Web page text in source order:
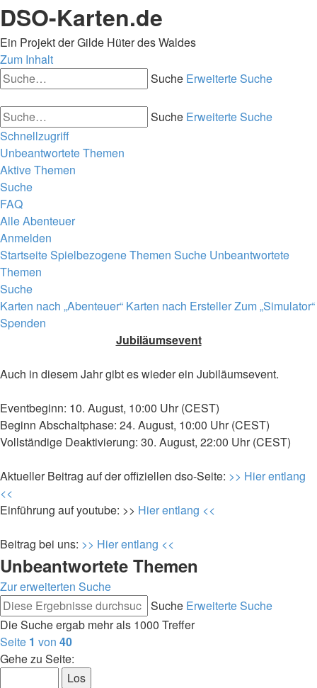
DSO-Karten.de
Ein Projekt der Gilde Hüter des Waldes
Zum Inhalt
Suche Erweiterte Suche
Suche Erweiterte Suche
Schnellzugriff
Unbeantwortete Themen
Aktive Themen
Suche
FAQ
Alle Abenteuer
Anmelden
StartseiteSpielbezogene Themen Suche Unbeantwortete
Themen
Suche
Karten nach „Abenteuer“ Karten nach ErstellerZum „Simulator“
Spenden
Jubiläumsevent
Auch in diesem Jahr gibt es wieder ein Jubiläumsevent.
Eventbeginn: 10. August, 10:00 Uhr (CEST)
Beginn Abschaltphase: 24. August, 10:00 Uhr (CEST)
Vollständige Deaktivierung: 30. August, 22:00 Uhr (CEST)
Aktueller Beitrag auf der offiziellen dso-Seite: >> Hier entlang
<<
Einführung auf youtube: >> Hier entlang <<
Beitrag bei uns: >> Hier entlang <<
Unbeantwortete Themen
Zur erweiterten Suche
Suche Erweiterte Suche
Die Suche ergab mehr als 1000 Treffer
Seite 1 von 40
Gehe zu Seite: